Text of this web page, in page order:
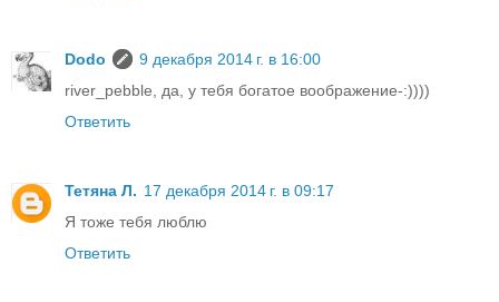
Dodo
9 декабря 2014 г. в 16:00
river_pebble, да, у тебя богатое воображение-:))))
Ответить
Тетяна Л. 17 декабря 2014 г. в 09:17
Я тоже тебя люблю
Ответить